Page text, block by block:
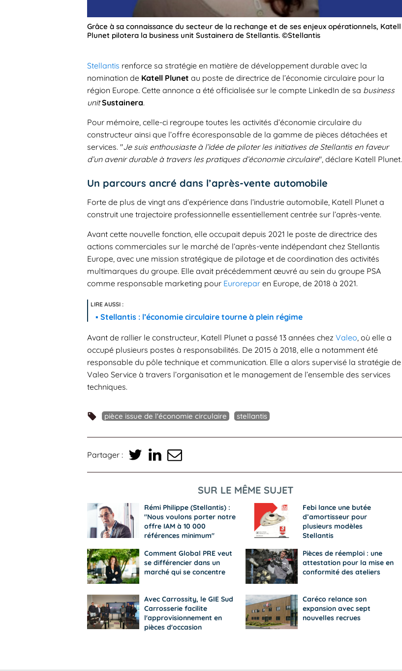
Grâce à sa connaissance du secteur de la rechange et de ses enjeux opérationnels, Katell
Plunet pilotera la business unit Sustainera de Stellantis. ©Stellantis
Stellantis renforce sa stratégie en matière de développement durable avec la
nomination de Katell Plunet au poste de directrice de l’économie circulaire pour la
région Europe. Cette annonce a été officialisée sur le compte LinkedIn de sa business
unit Sustainera.
Pour mémoire, celle-ci regroupe toutes les activités d’économie circulaire du
constructeur ainsi que l’offre écoresponsable de la gamme de pièces détachées et
services. "Je suis enthousiaste à l’idée de piloter les initiatives de Stellantis en faveur
d’un avenir durable à travers les pratiques d’économie circulaire", déclare Katell Plunet.
Un parcours ancré dans l’après-vente automobile
Forte de plus de vingt ans d’expérience dans l’industrie automobile, Katell Plunet a
construit une trajectoire professionnelle essentiellement centrée sur l’après-vente.
Avant cette nouvelle fonction, elle occupait depuis 2021 le poste de directrice des
actions commerciales sur le marché de l’après-vente indépendant chez Stellantis
Europe, avec une mission stratégique de pilotage et de coordination des activités
multimarques du groupe. Elle avait précédemment œuvré au sein du groupe PSA
comme responsable marketing pour Eurorepar en Europe, de 2018 à 2021.
Stellantis : l’économie circulaire tourne à plein régime
Avant de rallier le constructeur, Katell Plunet a passé 13 années chez Valeo, où elle a
occupé plusieurs postes à responsabilités. De 2015 à 2018, elle a notamment été
responsable du pôle technique et communication. Elle a alors supervisé la stratégie de
Valeo Service à travers l’organisation et le management de l’ensemble des services
techniques.
pièce issue de l'économie circulaire stellantis
Partager :
SUR LE MÊME SUJET
Rémi Philippe (Stellantis) :
"Nous voulons porter notre
offre IAM à 10 000
références minimum"
Febi lance une butée
d’amortisseur pour
plusieurs modèles
Stellantis
Comment Global PRE veut
se différencier dans un
marché qui se concentre
Pièces de réemploi : une
attestation pour la mise en
conformité des ateliers
Avec Carrossity, le GIE Sud
Carrosserie facilite
l'approvisionnement en
pièces d'occasion
Caréco relance son
expansion avec sept
nouvelles recrues